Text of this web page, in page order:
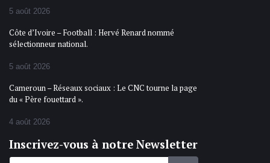
5 août 2026
Côte d’Ivoire – Football : Hervé Renard nommé
sélectionneur national.
5 août 2026
Cameroun – Réseaux sociaux : Le CNC tourne la page
du « Père fouettard ».
4 août 2026
Inscrivez-vous à notre Newsletter